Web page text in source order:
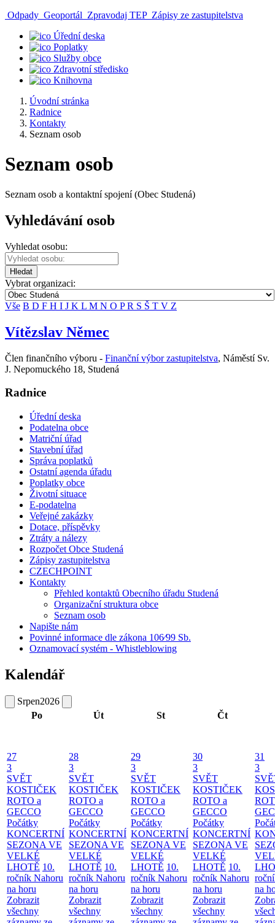
Odpady Geoportál Zpravodaj TEP Zápisy ze zastupitelstva
Úřední deska
Poplatky
Služby obce
Zdravotní středisko
Knihovna
Úvodní stránka
Radnice
Kontakty
Seznam osob
Seznam osob
Seznam osob a kontaktní spojení (Obec Studená)
Vyhledávání osob
Vyhledat osobu:
Hledat
Vybrat organizaci:
Vše B D F H I J K L M N O PR S Š T V Z
Vítězslav Němec
Člen finančního výboru - Finanční výbor zastupitelstva, Náměstí Sv.
J. Nepomuckého 18, Studená
Radnice
Úřední deska
Podatelna obce
Matriční úřad
Stavební úřad
Správa poplatků
Ostatní agenda úřadu
Poplatky obce
Životní situace
E-podatelna
Veřejné zakázky
Dotace, příspěvky
Ztráty a nálezy
Rozpočet Obce Studená
Zápisy zastupitelstva
CZECHPOINT
Kontakty
Přehled kontaktů Obecního úřadu Studená
Organizační struktura obce
Seznam osob
Napište nám
Povinné informace dle zákona 106⁄99 Sb.
Oznamovací systém - Whistleblowing
Kalendář
Srpen2026
Po
Út St Čt
27
3
SVĚT
KOSTIČEK
ROTO a
GECCO
Počátky
KONCERTNÍ
SEZONA VE
VELKÉ
LHOTĚ 10.
ročník Nahoru
na horu
Zobrazit
všechny
28
3
SVĚT
KOSTIČEK
ROTO a
GECCO
Počátky
KONCERTNÍ
SEZONA VE
VELKÉ
LHOTĚ 10.
ročník Nahoru
na horu
Zobrazit
všechny
29
3
SVĚT
KOSTIČEK
ROTO a
GECCO
Počátky
KONCERTNÍ
SEZONA VE
VELKÉ
LHOTĚ 10.
ročník Nahoru
na horu
Zobrazit
všechny
30
3
SVĚT
KOSTIČEK
ROTO a
GECCO
Počátky
KONCERTNÍ
SEZONA VE
VELKÉ
LHOTĚ 10.
ročník Nahoru
na horu
Zobrazit
všechny
31
3
na